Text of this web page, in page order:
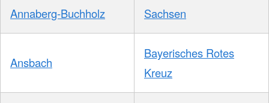
Annaberg-Buchholz Sachsen
Ansbach
Bayerisches Rotes
Kreuz